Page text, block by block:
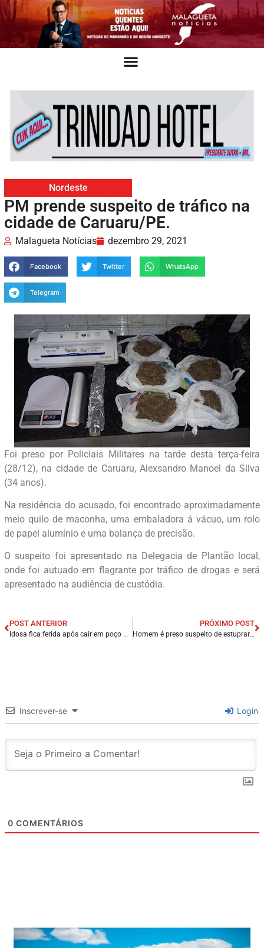
Nordeste
PM prende suspeito de tráfico na
cidade de Caruaru/PE.
Malagueta Notícias dezembro 29, 2021
Facebook Twitter WhatsApp
Telegram
Foi preso por Policiais Militares na tarde desta terça-feira
(28/12), na cidade de Caruaru, Alexsandro Manoel da Silva
(34 anos).
Na residência do acusado, foi encontrado aproximadamente
meio quilo de maconha, uma embaladora á vácuo, um rolo
de papel alumínio e uma balança de precisão.
O suspeito foi apresentado na Delegacia de Plantão local,
onde foi autuado em flagrante por tráfico de drogas e será
apresentado na audiência de custódia.
POST ANTERIOR
Idosa fica ferida após cair em poço no interior de Alagoas.
PRÓXIMO POST
Homem é preso suspeito de estuprar e engravidar duas irmãs em Lagoa Seca/PB.
Inscrever-se Login
0 COMENTÁRIOS